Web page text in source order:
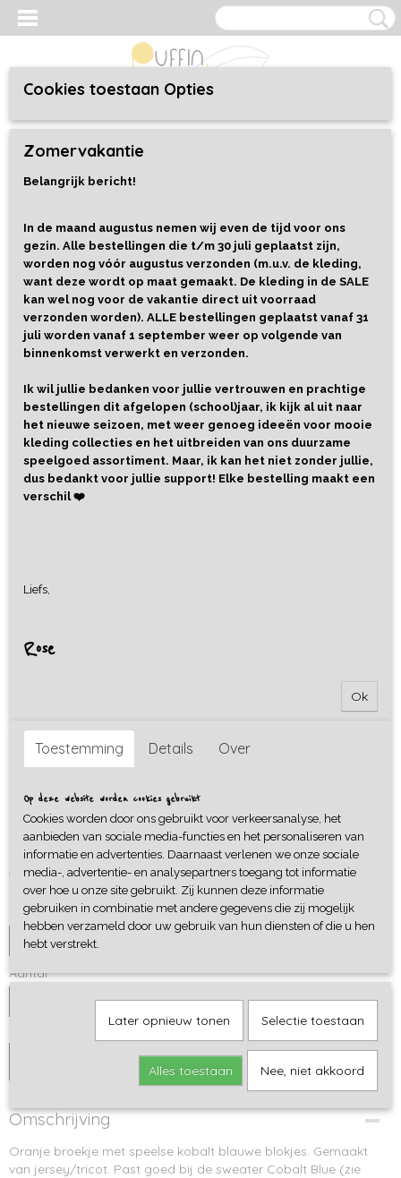
Blue Cubes
Broekje Blue Cubes
€ 19,95
Maat
Aantal
IN WINKELWAGEN
Omschrijving
Oranje broekje met speelse kobalt blauwe blokjes. Gemaakt
van jersey/tricot. Past goed bij de sweater Cobalt Blue (zie
Cookies toestaan Opties
Zomervakantie
Belangrijk bericht!
In de maand augustus nemen wij even de tijd voor ons
gezin. Alle bestellingen die t/m 30 juli geplaatst zijn,
worden nog vóór augustus verzonden (m.u.v. de kleding,
want deze wordt op maat gemaakt. De kleding in de SALE
kan wel nog voor de vakantie direct uit voorraad
verzonden worden). ALLE bestellingen geplaatst vanaf 31
juli worden vanaf 1 september weer op volgende van
binnenkomst verwerkt en verzonden.
Ik wil jullie bedanken voor jullie vertrouwen en prachtige
bestellingen dit afgelopen (school)jaar, ik kijk al uit naar
het nieuwe seizoen, met weer genoeg ideeën voor mooie
kleding collecties en het uitbreiden van ons duurzame
speelgoed assortiment. Maar, ik kan het niet zonder jullie,
dus bedankt voor jullie support! Elke bestelling maakt een
verschil ❤️
Liefs,
Rose
Ok
Toestemming Details Over
Op deze website worden cookies gebruikt
Cookies worden door ons gebruikt voor verkeersanalyse, het
aanbieden van sociale media-functies en het personaliseren van
informatie en advertenties. Daarnaast verlenen we onze sociale
media-, advertentie- en analysepartners toegang tot informatie
over hoe u onze site gebruikt. Zij kunnen deze informatie
gebruiken in combinatie met andere gegevens die zij mogelijk
hebben verzameld door uw gebruik van hun diensten of die u hen
hebt verstrekt.
Later opnieuw tonen Selectie toestaan
Alles toestaan Nee, niet akkoord